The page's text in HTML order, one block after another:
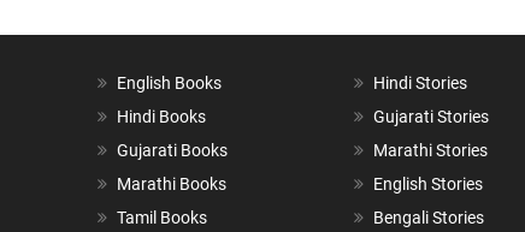
English Books
Hindi Books
Gujarati Books
Marathi Books
Tamil Books
Hindi Stories
Gujarati Stories
Marathi Stories
English Stories
Bengali Stories